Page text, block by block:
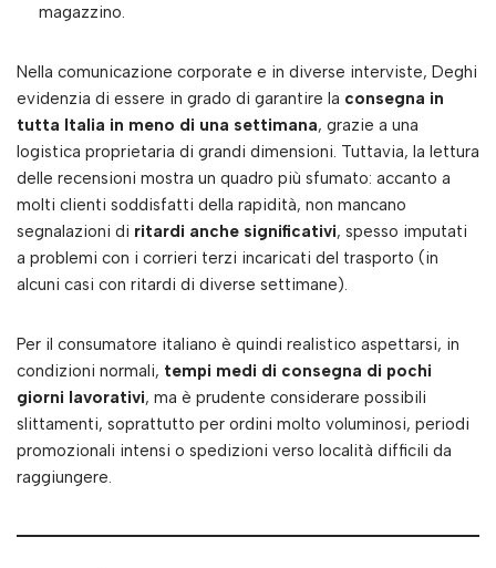
magazzino.
Nella comunicazione corporate e in diverse interviste, Deghi
evidenzia di essere in grado di garantire la consegna in
tutta Italia in meno di una settimana, grazie a una
logistica proprietaria di grandi dimensioni. Tuttavia, la lettura
delle recensioni mostra un quadro più sfumato: accanto a
molti clienti soddisfatti della rapidità, non mancano
segnalazioni di ritardi anche significativi, spesso imputati
a problemi con i corrieri terzi incaricati del trasporto (in
alcuni casi con ritardi di diverse settimane).
Per il consumatore italiano è quindi realistico aspettarsi, in
condizioni normali, tempi medi di consegna di pochi
giorni lavorativi, ma è prudente considerare possibili
slittamenti, soprattutto per ordini molto voluminosi, periodi
promozionali intensi o spedizioni verso località difficili da
raggiungere.